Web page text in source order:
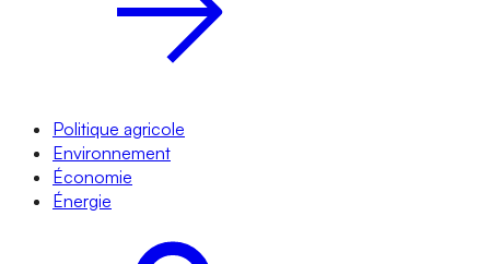
Politique agricole
Environnement
Économie
Énergie